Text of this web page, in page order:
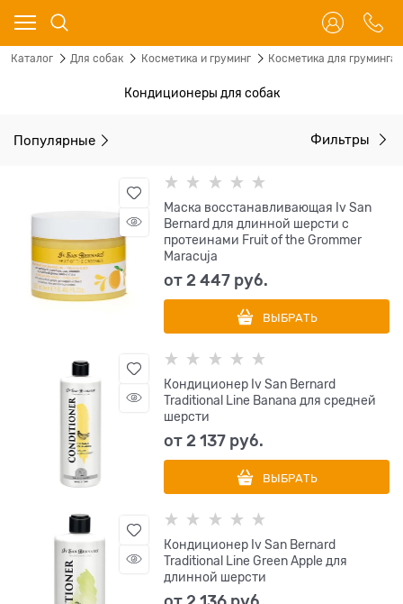
Каталог Для собак Косметика и груминг Косметика для груминга
Кондиционеры для собак
Популярные Фильтры
Маска восстанавливающая Iv San
Bernard для длинной шерсти с
протеинами Fruit of the Grommer
Maracuja
от2 447 руб.
ВЫБРАТЬ
Кондиционер Iv San Bernard
Traditional Line Banana для средней
шерсти
от2 137 руб.
ВЫБРАТЬ
Кондиционер Iv San Bernard
Traditional Line Green Apple для
длинной шерсти